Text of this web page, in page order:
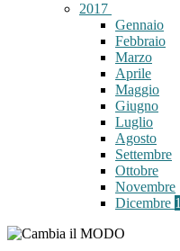
2017
Gennaio
Febbraio
Marzo
Aprile
Maggio
Giugno
Luglio
Agosto
Settembre
Ottobre
Novembre
Dicembre 1